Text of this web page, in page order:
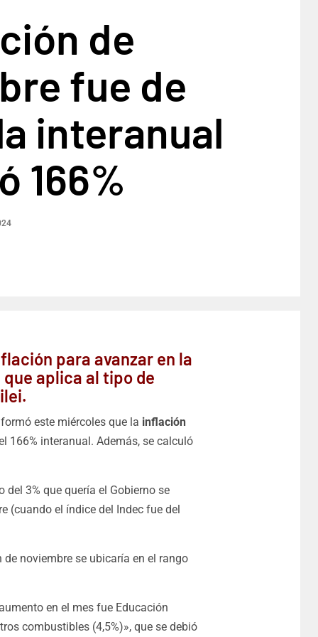
de
fue de
interanual
166%
para avanzar en la
aplica al tipo de
este miércoles que la inflación
166% interanual. Además, se calculó
3% que quería el Gobierno se
(cuando el índice del Indec fue del
noviembre se ubicaría en el rango
en el mes fue Educación
combustibles (4,5%)», que se debió